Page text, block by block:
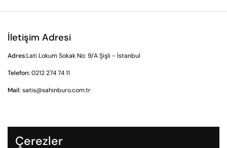
İletişim Adresi
Adres:Lati Lokum Sokak No: 9/A Şişli - İstanbul
Telefon: 0212 274 74 11
Mail: satis@sahinburo.com.tr
İade ve İptal Prosedürü
Çerezler